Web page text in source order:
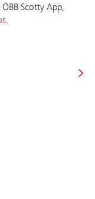
Scotty App,
.